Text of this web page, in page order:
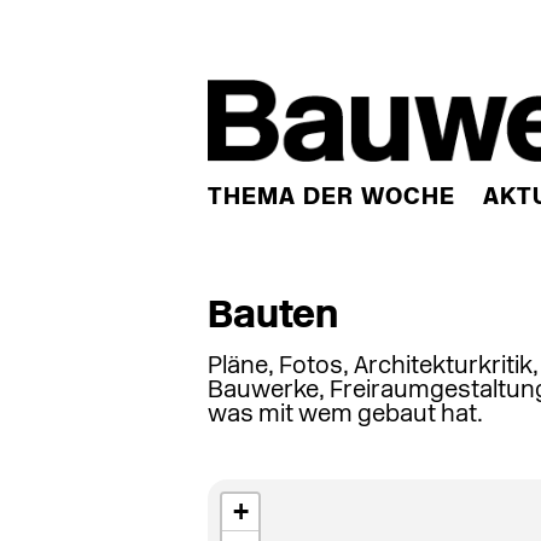
THEMA DER WOCHE
Bauten
Pläne, Fotos,
Bauwerke,
was mit wem gebaut hat.
+